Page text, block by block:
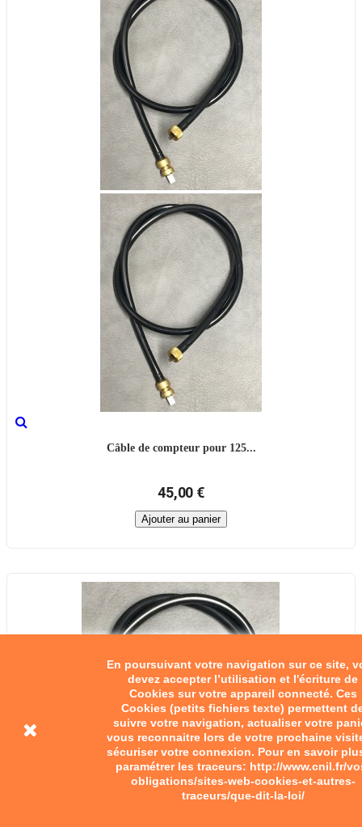
En poursuivant votre navigation sur ce site,
devez accepter l’utilisation et l'écriture de
Cookies sur votre appareil connecté. Ces
Cookies (petits fichiers texte) permettent
suivre votre navigation, actualiser votre
vous reconnaitre lors de votre prochaine
sécuriser votre connexion. Pour en savoir
paramétrer les traceurs: http://www.cnil.fr/
obligations/sites-web-cookies-et-autres-
traceurs/que-dit-la-loi/
Câble de compteur pour 125...
45,00 €
Ajouter au panier